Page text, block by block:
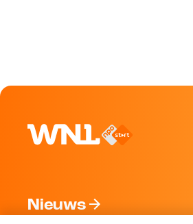
Nieuws